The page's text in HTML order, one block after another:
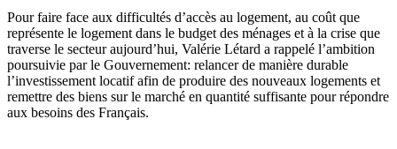
Pour faire face aux difficultés d’accès au logement, au coût que
représente le logement dans le budget des ménages et à la crise que
traverse le secteur aujourd’hui, Valérie Létard a rappelé l’ambition
poursuivie par le Gouvernement: relancer de manière durable
l’investissement locatif afin de produire des nouveaux logements et
remettre des biens sur le marché en quantité suffisante pour répondre
aux besoins des Français.